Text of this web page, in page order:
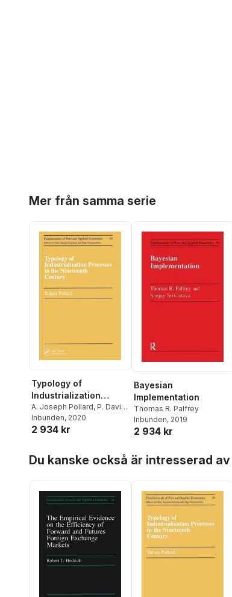
Mer från samma serie
Typology of
Industrialization
Processes in the
Nineteenth Century
A. Joseph Pollard, P. David ,
M. Levy-Leboyer
Inbunden, 2020
2 934 kr
Bayesian
Implementation
Thomas R. Palfrey
Inbunden, 2019
2 934 kr
Du kanske också är intresserad av